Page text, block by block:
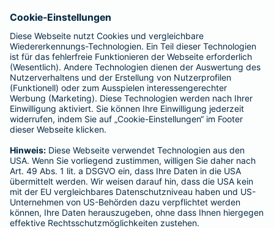
Barmenia ist Teil der BarmeniaGothaer
BELIEBTE SEITEN
Kranken-Zusatzversicherung
Tierversicherungen
Haftpflichtversicherung
Hausratversicherung
Adresse ändern
Schaden melden
Kilometerstandsmeldung
Serviceübersicht